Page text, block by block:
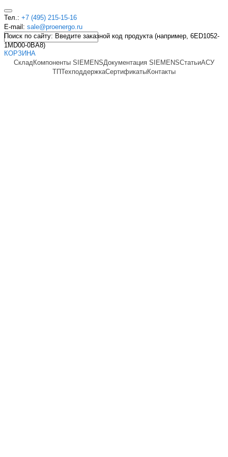
Тел.: +7 (495) 215-15-16
E-mail: sale@proenergo.ru
Поиск по сайту: Введите заказной код продукта (например, 6ED1052-
1MD00-0BA8)
КОРЗИНА
СкладКомпоненты SIEMENSДокументация SIEMENSСтатьиАСУ
ТПТехподдержкаСертификатыКонтакты